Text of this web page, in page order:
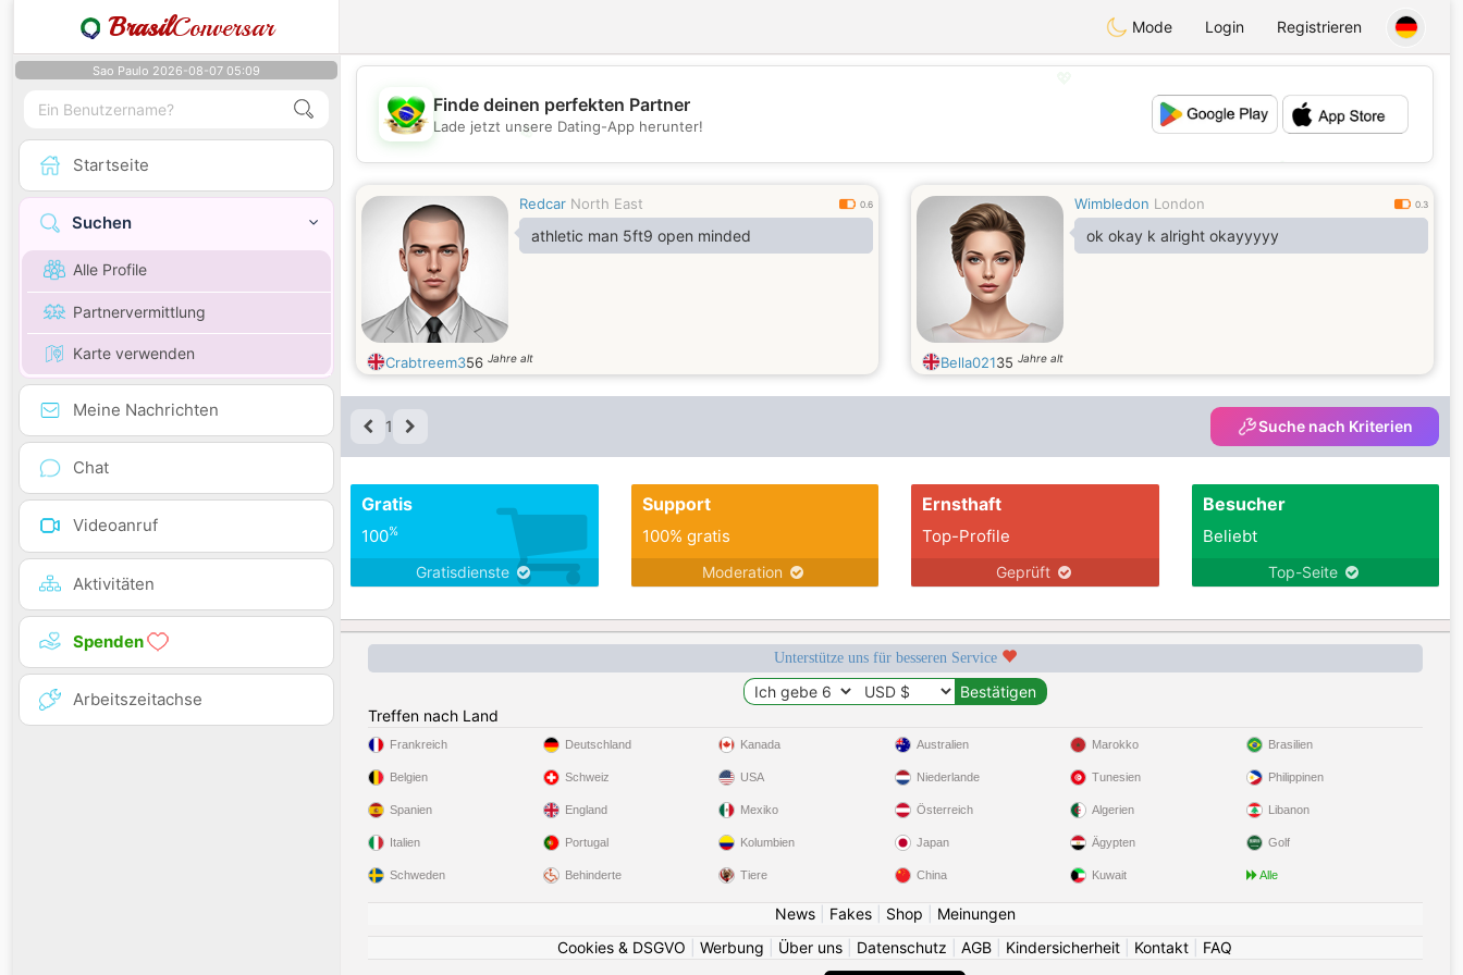
BrasilConversar Mode Login Registrieren
Sao Paulo 2026-08-07 05:09
Startseite
Suchen
Alle Profile
Partnervermittlung
Karte verwenden
Meine Nachrichten
Chat
Videoanruf
Aktivitäten
Spenden
Arbeitszeitachse
💖
💕
Finde deinen perfekten Partner
Lade jetzt unsere Dating-App herunter!
Redcar North East 0.6
athletic man 5ft9 open minded
Crabtreem356 Jahre alt
Wimbledon London 0.3
ok okay k alright okayyyyy
Bella02135 Jahre alt
1 Suche nach Kriterien
Gratis
100%
Gratisdienste
Support
100% gratis
Moderation
Ernsthaft
Top-Profile
Geprüft
Besucher
Beliebt
Top-Seite
Unterstütze uns für besseren Service
Treffen nach Land
Frankreich
Belgien
Spanien
Italien
Schweden
Deutschland
Schweiz
England
Portugal
Behinderte
Kanada
USA
Mexiko
Kolumbien
Tiere
Australien
Niederlande
Österreich
Japan
China
Marokko
Tunesien
Algerien
Ägypten
Kuwait
Brasilien
Philippinen
Libanon
Golf
Alle
News| Fakes| Shop
Meinungen
Cookies & DSGVO
Werbung Über uns Datenschutz AGB Kindersicherheit Kontakt FAQ